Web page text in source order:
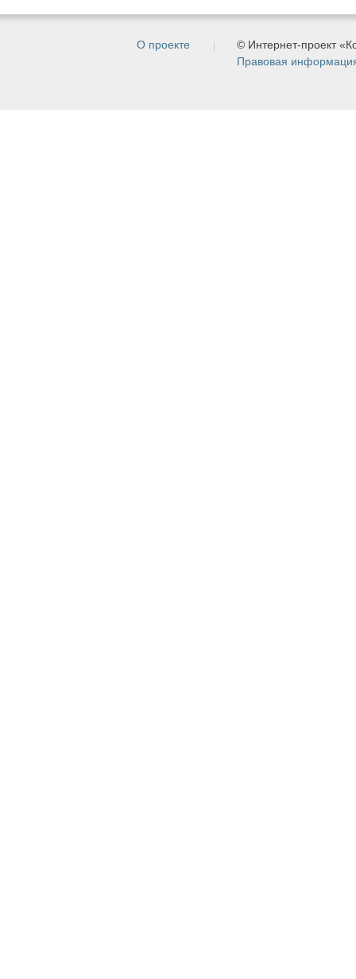
О проекте
© Интернет-проект
Правовая